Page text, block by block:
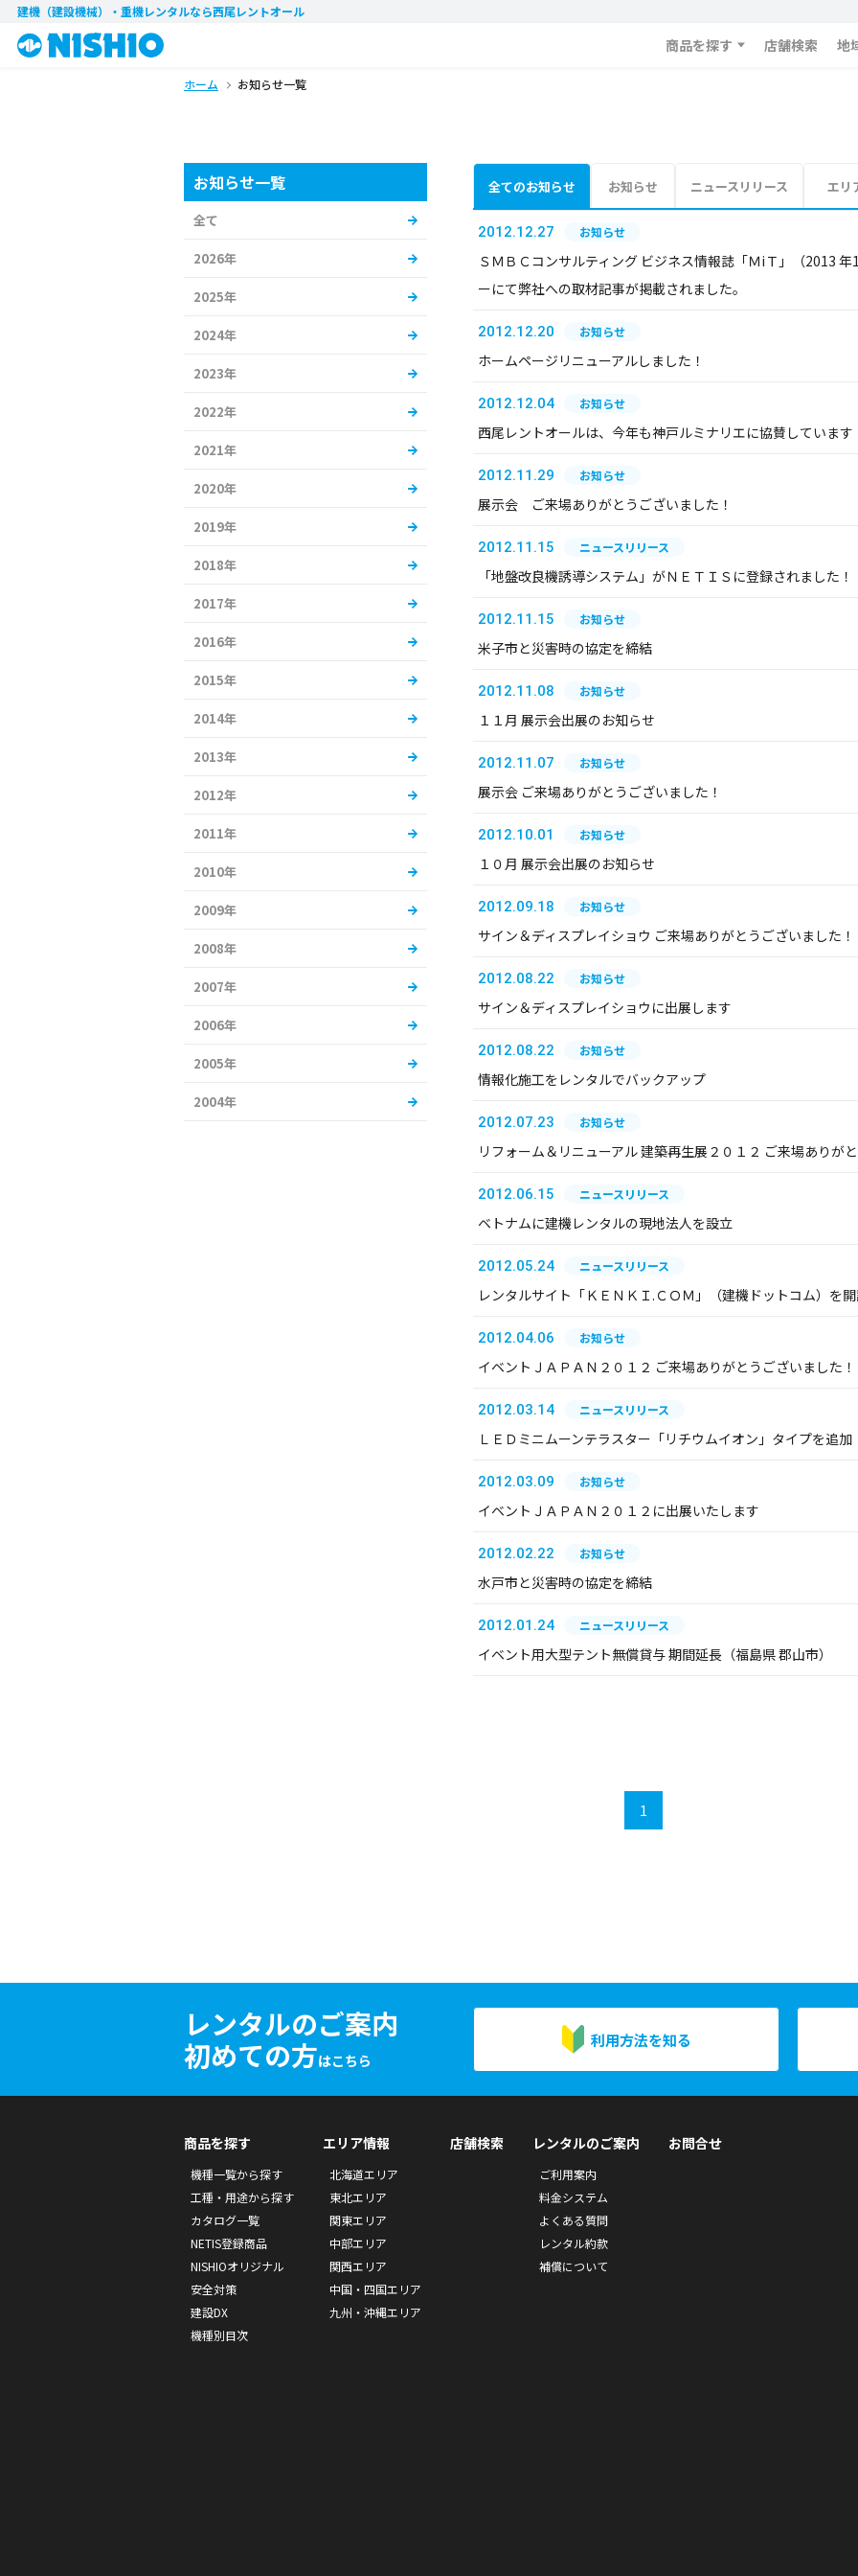
建機（建設機械）・重機レンタルなら西尾レントオール
商品を探す 店舗検索 地
ホーム お知らせ一覧
全てのお知らせ お知らせ ニュースリリース エリ
2012.12.27 お知らせ
ＳＭＢＣコンサルティング ビジネス情報誌「ＭiＴ」（2013
ーにて弊社への取材記事が掲載されました。
2012.12.20 お知らせ
ホームページリニューアルしました！
2012.12.04 お知らせ
西尾レントオールは、今年も神戸ルミナリエに協賛しています
2012.11.29 お知らせ
展示会 ご来場ありがとうございました！
2012.11.15 ニュースリリース
「地盤改良機誘導システム」がＮＥＴＩＳに登録されました！
2012.11.15 お知らせ
米子市と災害時の協定を締結
2012.11.08 お知らせ
１１月 展示会出展のお知らせ
2012.11.07 お知らせ
展示会 ご来場ありがとうございました！
2012.10.01 お知らせ
１０月 展示会出展のお知らせ
2012.09.18 お知らせ
サイン＆ディスプレイショウ ご来場ありがとうございました！
2012.08.22 お知らせ
サイン＆ディスプレイショウに出展します
2012.08.22 お知らせ
情報化施工をレンタルでバックアップ
2012.07.23 お知らせ
リフォーム＆リニューアル 建築再生展２０１２ ご来場ありが
2012.06.15 ニュースリリース
ベトナムに建機レンタルの現地法人を設立
2012.05.24 ニュースリリース
レンタルサイト「ＫＥＮＫＩ.ＣＯＭ」（建機ドットコム）を
2012.04.06 お知らせ
イベントＪＡＰＡＮ２０１２ ご来場ありがとうございました！
2012.03.14 ニュースリリース
ＬＥＤミニムーンテラスター「リチウムイオン」タイプを追加
2012.03.09 お知らせ
イベントＪＡＰＡＮ２０１２に出展いたします
2012.02.22 お知らせ
水戸市と災害時の協定を締結
2012.01.24 ニュースリリース
イベント用大型テント無償貸与 期間延長（福島県 郡山市）
1
お知らせ一覧
全て
2026年
2025年
2024年
2023年
2022年
2021年
2020年
2019年
2018年
2017年
2016年
2015年
2014年
2013年
2012年
2011年
2010年
2009年
2008年
2007年
2006年
2005年
2004年
レンタルのご案内
初めての方はこちら
利用方法を知る
商品を探す
機種一覧から探す
工種・用途から探す
カタログ一覧
NETIS登録商品
NISHIOオリジナル
安全対策
建設DX
機種別目次
エリア情報
北海道エリア
東北エリア
関東エリア
中部エリア
関西エリア
中国・四国エリア
九州・沖縄エリア
店舗検索 レンタルのご案内
ご利用案内
料金システム
よくある質問
レンタル約款
補償について
お問合せ